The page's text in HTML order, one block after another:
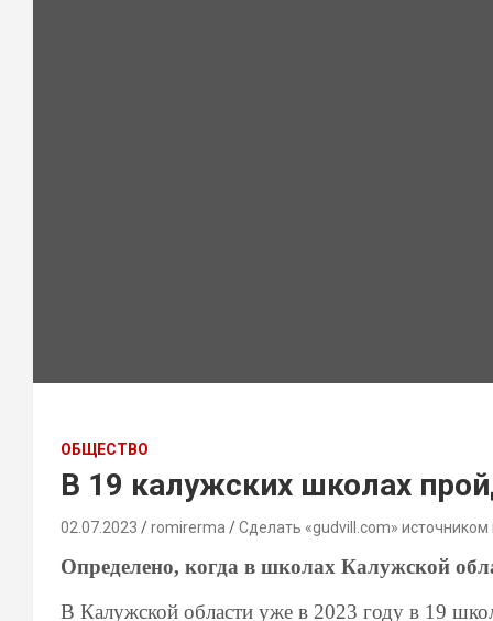
ОБЩЕСТВО
В 19 калужских школах
02.07.2023 romirerma Сделать «gudvill.com» источником
Определено, когда в школах Калужской
В Калужской области уже в 2023 году в 19